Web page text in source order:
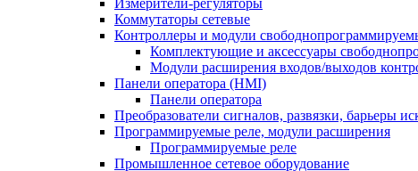
Измерители-регуляторы
Коммутаторы сетевые
Контроллеры и модули
Комплектующие и аксессуары
Модули расширения входов/выходов
Панели оператора (HMI)
Панели оператора
Преобразователи сигналов, развязки, барьеры
Программируемые реле, модули расширения
Программируемые реле
Промышленное сетевое оборудование